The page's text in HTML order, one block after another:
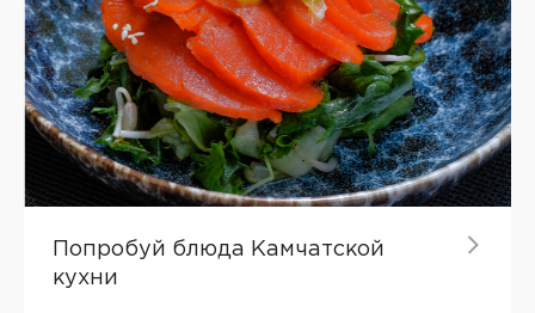
Попробуй блюда Камчатской
кухни